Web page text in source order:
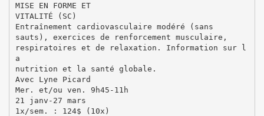
MISE EN FORME ET
VITALITÉ (SC)
Entraînement cardiovasculaire modéré (sans
sauts), exercices de renforcement musculaire,
respiratoires et de relaxation. Information sur l
a
nutrition et la santé globale.
Avec Lyne Picard
Mer. et/ou ven. 9h45-11h
21 janv-27 mars
1x/sem. : 124$ (10x)